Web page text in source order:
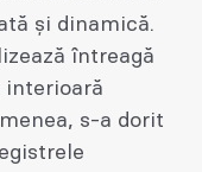
și dinamică.
întreagă
interioară
s-a dorit